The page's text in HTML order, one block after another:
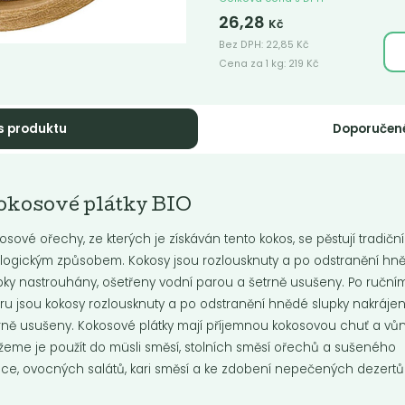
mají oproti jiným ořechům méně
Do košíku:(429Kč)
Kč / Kg Do košíku:(159Kč)
159 / Kg
26,28 Kč
Bez DPH: 22,85 Kč
Cena za 1 kg: 219 Kč
produktu
plátky BIO
ořechy, ze kterých je získáván tento kokos, se pěstují
způsobem. Kokosy jsou rozlousknuty a po odstranění
nastrouhány, ošetřeny vodní parou a šetrně usušeny. Po
jsou kokosy rozlousknuty a po odstranění hnědé slupky
usušeny. Kokosové plátky mají příjemnou kokosovou chuť a
je použít do müsli směsí, stolních směsí ořechů a sušeného
ovocných salátů, kari směsí a ke zdobení nepečených